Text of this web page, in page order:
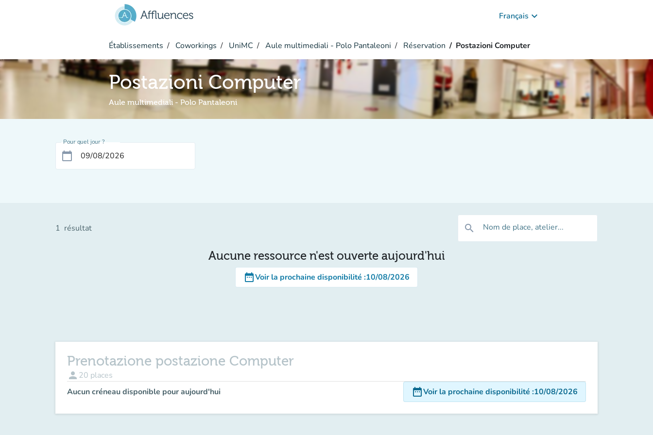
Français keyboard_arrow_down
Établissements Coworkings UniMC Aule multimediali - Polo Pantaleoni Réservation Postazioni Computer
Postazioni Computer
Aule multimediali - Polo Pantaleoni
Pour quel jour ?
calendar_today
1 résultat search Nom de place, atelier...
Aucune ressource n'est ouverte aujourd'hui
date_rangeVoir la prochaine disponibilité :10/08/2026
Prenotazione postazione Computer
person 20 places
Aucun créneau disponible pour aujourd'hui
date_rangeVoir la prochaine disponibilité :10/08/2026